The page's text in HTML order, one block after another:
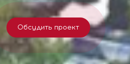
Обсудить проект